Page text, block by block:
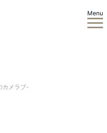
Menu
カメラブ-